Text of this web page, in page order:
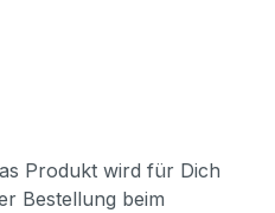
Produkt wird für Dich
Bestellung beim